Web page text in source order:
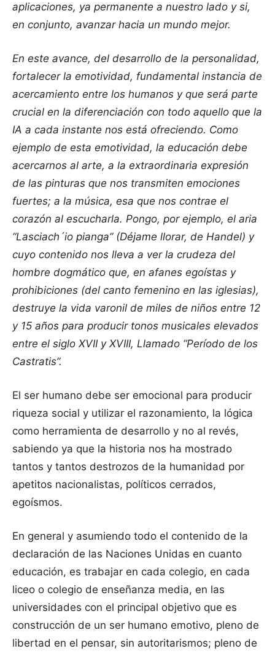
aplicaciones, ya permanente a nuestro lado y si,
en conjunto, avanzar hacia un mundo mejor.
En este avance, del desarrollo de la personalidad,
fortalecer la emotividad, fundamental instancia de
acercamiento entre los humanos y que será parte
crucial en la diferenciación con todo aquello que la
IA a cada instante nos está ofreciendo. Como
ejemplo de esta emotividad, la educación debe
acercarnos al arte, a la extraordinaria expresión
de las pinturas que nos transmiten emociones
fuertes; a la música, esa que nos contrae el
corazón al escucharla. Pongo, por ejemplo, el aria
“Lasciach´io pianga” (Déjame llorar, de Handel) y
cuyo contenido nos lleva a ver la crudeza del
hombre dogmático que, en afanes egoístas y
prohibiciones (del canto femenino en las iglesias),
destruye la vida varonil de miles de niños entre 12
y 15 años para producir tonos musicales elevados
entre el siglo XVII y XVIII, Llamado “Período de los
Castratis”.
El ser humano debe ser emocional para producir
riqueza social y utilizar el razonamiento, la lógica
como herramienta de desarrollo y no al revés,
sabiendo ya que la historia nos ha mostrado
tantos y tantos destrozos de la humanidad por
apetitos nacionalistas, políticos cerrados,
egoísmos.
En general y asumiendo todo el contenido de la
declaración de las Naciones Unidas en cuanto
educación, es trabajar en cada colegio, en cada
liceo o colegio de enseñanza media, en las
universidades con el principal objetivo que es
construcción de un ser humano emotivo, pleno de
libertad en el pensar, sin autoritarismos; pleno de